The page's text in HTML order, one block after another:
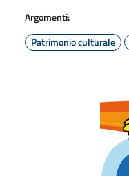
Argomenti:
Patrimonio culturale